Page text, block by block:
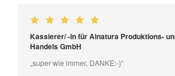
Kassierer/ -in für Alnatura Produktions-
Handels GmbH
„super wie immer, DANKE:-)“